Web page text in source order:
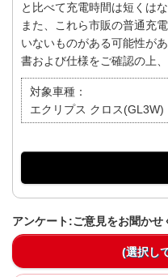
と比べて充電時間は短くはな
また、これら市販の普通充
いないものがある可能性が
書および仕様をご確認の上、
対象車種：
エクリプス クロス
アンケート:ご意見をお聞かせ
(選択し